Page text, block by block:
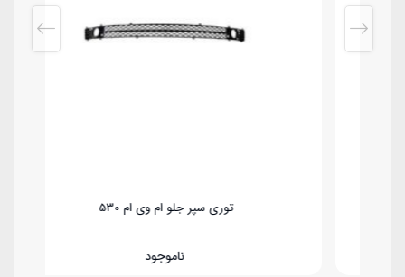
توری سپر جلو ام وی ام 530
ناموجود